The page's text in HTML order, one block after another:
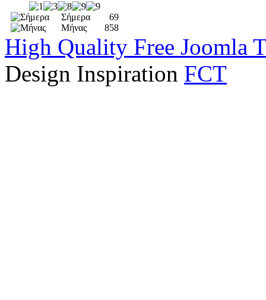
Σήμερα
69
Μήνας
858
High Quality Free Joomla
Design Inspiration FCT